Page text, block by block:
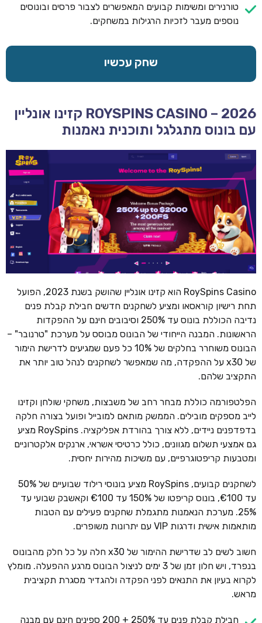
טורנירים ומשימות קבועים המאפשרים לצבור פרסים ובונוסים
נוספים מעבר לזכיות הרגילות במשחקים.
שחק עכשיו
ROYSPINS CASINO – 2026 קזינו אונליין
עם בונוס מתגלגל ותוכנית נאמנות
RoySpins Casino הוא קזינו אונליין שהושק בשנת 2023, הפועל
תחת רישיון קוראסאו ומציע לשחקנים חדשים חבילת קבלת פנים
נדיבה הכוללת בונוס עד 250% וסיבובים חינם על ההפקדות
הראשונות. המבנה הייחודי של הבונוס מבוסס על מערכת "טרנובר" –
הבונוס משוחרר בחלקים של 10% כל פעם שמגיעים לדרישת הימור
של x30 על ההפקדה, מה שמאפשר לשחקנים לנהל טוב יותר את
התקציב שלהם.
הפלטפורמה כוללת מבחר רחב של משבצות, משחקי שולחן וקזינו
לייב מספקים מובילים. הממשק מותאם למובייל ופועל בצורה חלקה
בדפדפנים ניידים, ללא צורך בהורדת אפליקציה. RoySpins מציע
גם אמצעי תשלום מגוונים, כולל כרטיסי אשראי, ארנקים אלקטרוניים
ומטבעות קריפטוגרפיים, עם משיכות מהירות יחסית.
לשחקנים קבועים, RoySpins מציע בונוסי רילוד שבועיים של 50%
עד €100, בונוס קריפטו של 150% עד €100 וקאשבק שבועי עד
25%. מערכת הנאמנות מתגמלת שחקנים פעילים עם הטבות
מותאמות אישית ודרגות VIP עם יתרונות משופרים.
חשוב לשים לב שדרישת ההימור של x30 חלה על כל חלק מהבונוס
בנפרד, ויש חלון זמן של 3 ימים לניצול הבונוס מרגע ההפעלה. מומלץ
לקרוא בעיון את התנאים לפני הפקדה ולהגדיר מסגרת תקציבית
מראש.
חבילת קבלת פנים עד 250% + 200 ספינים חינם עם מבנה